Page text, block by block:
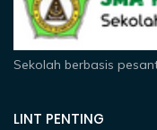
Sekolah berbasis
LINT PENTING